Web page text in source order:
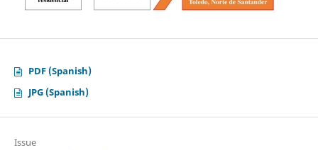
PDF (Spanish)
JPG (Spanish)
Issue